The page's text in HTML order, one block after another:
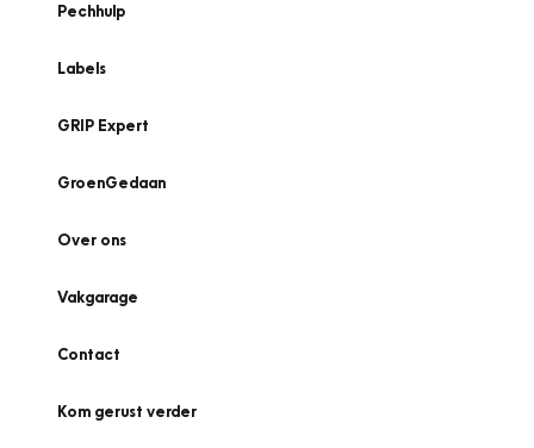
Pechhulp
Labels
GRIP Expert
GroenGedaan
Over ons
Vakgarage
Contact
Kom gerust verder